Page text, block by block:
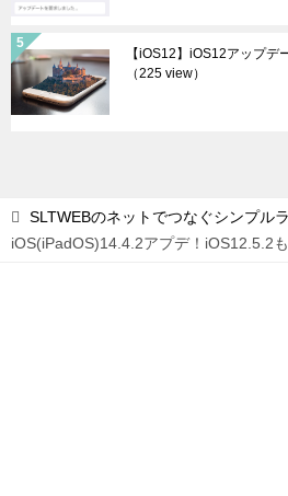
【iOS12】iOS12アップデ
（225 view）
SLTWEBのネットでつなぐシンプル
iOS(iPadOS)14.4.2アプデ！iOS12.5.2も